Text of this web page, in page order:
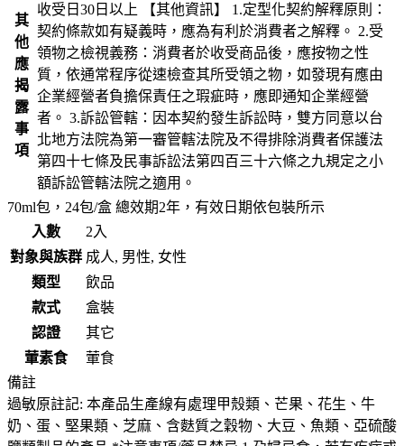
其
他
應
揭
露
事
項
收受日30日以上 【其他資訊】 1.定型化契約解釋原則：
契約條款如有疑義時，應為有利於消費者之解釋。 2.受
領物之檢視義務：消費者於收受商品後，應按物之性
質，依通常程序從速檢查其所受領之物，如發現有應由
企業經營者負擔保責任之瑕疵時，應即通知企業經營
者。 3.訴訟管轄：因本契約發生訴訟時，雙方同意以台
北地方法院為第一審管轄法院及不得排除消費者保護法
第四十七條及民事訴訟法第四百三十六條之九規定之小
額訴訟管轄法院之適用。
70ml包，24包/盒 總效期2年，有效日期依包裝所示
入數
2入
對象與族群 成人, 男性, 女性
類型
飲品
款式
盒裝
認證
其它
葷素食
葷食
備註
過敏原註記: 本產品生產線有處理甲殼類、芒果、花生、牛
奶、蛋、堅果類、芝麻、含麩質之穀物、大豆、魚類、亞硫酸